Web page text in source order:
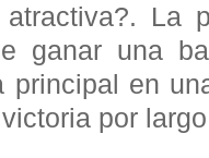
La
ganar una
principal en
por